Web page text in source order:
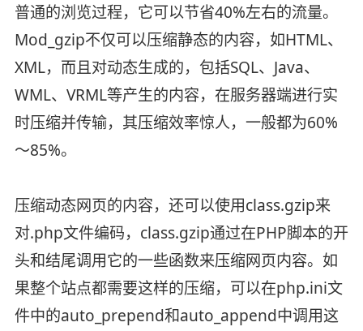
普通的浏览过程，它可以节省40%左右的流量。
Mod_gzip不仅可以压缩静态的内容，如HTML、
XML，而且对动态生成的，包括SQL、Java、
WML、VRML等产生的内容，在服务器端进行实
时压缩并传输，其压缩效率惊人，一般都为60%
～85%。
压缩动态网页的内容，还可以使用class.gzip来
对.php文件编码，class.gzip通过在PHP脚本的开
头和结尾调用它的一些函数来压缩网页内容。如
果整个站点都需要这样的压缩，可以在php.ini文
件中的auto_prepend和auto_append中调用这